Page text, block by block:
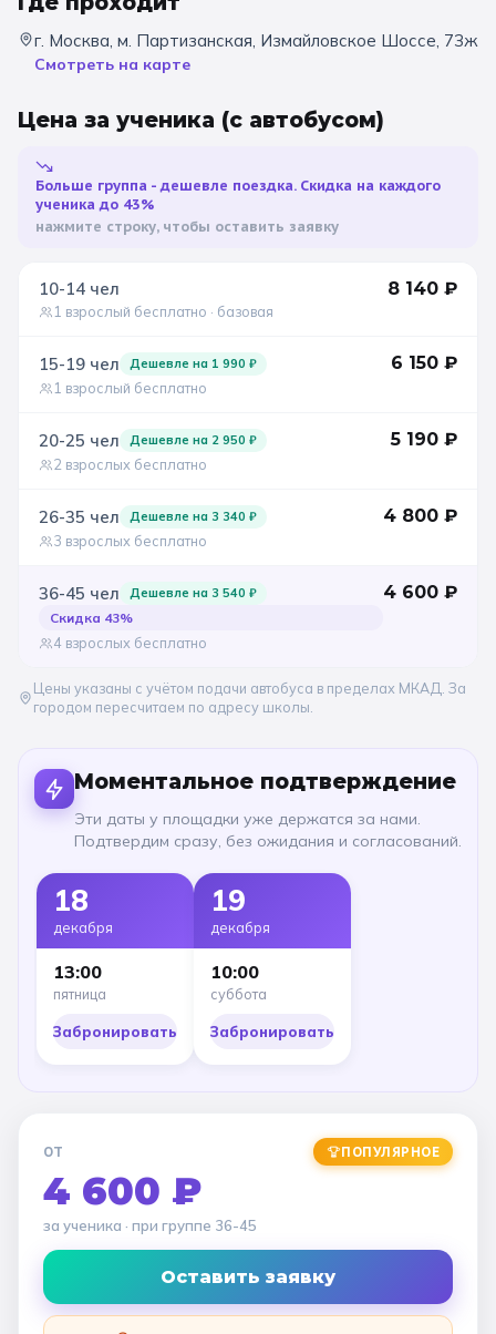
г. Москва, м. Партизанская, Измайловское Шоссе, 73ж
Смотреть на карте
Цена за ученика (с автобусом)
Больше группа - дешевле поездка. Скидка на каждого
ученика до 43%
нажмите строку, чтобы оставить заявку
10-14 чел
1 взрослый бесплатно · базовая
8 140 ₽
15-19 чел Дешевле на 1 990 ₽
1 взрослый бесплатно
6 150 ₽
20-25 чел Дешевле на 2 950 ₽
2 взрослых бесплатно
5 190 ₽
26-35 чел Дешевле на 3 340 ₽
3 взрослых бесплатно
4 800 ₽
36-45 чел
Скидка 43%
Дешевле на 3 540 ₽
4 взрослых бесплатно
4 600 ₽
Цены указаны с учётом подачи автобуса в пределах МКАД. За
городом пересчитаем по адресу школы.
Моментальное подтверждение
Эти даты у площадки уже держатся за нами.
Подтвердим сразу, без ожидания и согласований.
18
декабря
13:00
пятница
Забронировать
19
декабря
10:00
суббота
Забронировать
ОТ ПОПУЛЯРНОЕ
4 600 ₽
за ученика · при группе 36-45
Оставить заявку